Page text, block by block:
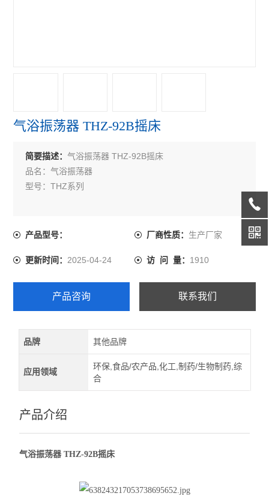
气浴振荡器 THZ-92B摇床
简要描述：气浴振荡器 THZ-92B摇床
品名：气浴振荡器
型号：THZ系列
***应用于对温度和震荡频率有较高要求的细菌培养，发酵
杂交，生物化学反应以及酶和组织研究等。在医学，生物
学，分子学，制药，食品，环保等研究应用领域有着***而
产品型号： 厂商性质： 生产厂家
更新时间：2025-04-24 访 问 量： 1910
产品咨询 联系我们
品牌 其他品牌
应用领域
环保,食品/农产品,化工,制药/生物制药,综
合
产品介绍
气浴振荡器 THZ-92B摇床